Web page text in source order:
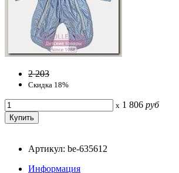
2 203
Скидка 18%
x 1 806 руб
Артикул: be-635612
Информация